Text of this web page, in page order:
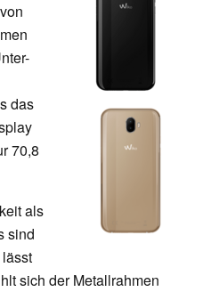
das
70,8
als
sind
sich der Metallrahmen